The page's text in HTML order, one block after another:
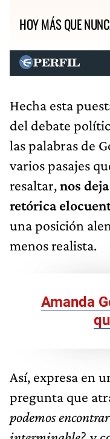
HOY MÁS QUE
Hecha esta
del debate
las palabras de
varios pasajes
resaltar,nos
retórica
una posición
menos realista.
Amanda
Así, expresa en
pregunta que
podemos